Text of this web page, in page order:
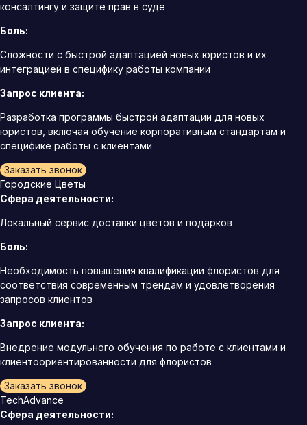
консалтингу и защите прав в суде
Боль:
Сложности с быстрой адаптацией новых юристов и их
интеграцией в специфику работы компании
Запрос клиента:
Разработка программы быстрой адаптации для новых
юристов, включая обучение корпоративным стандартам и
специфике работы с клиентами
Заказать звонок
Городские Цветы
Сфера деятельности:
Локальный сервис доставки цветов и подарков
Боль:
Необходимость повышения квалификации флористов для
соответствия современным трендам и удовлетворения
запросов клиентов
Запрос клиента:
Внедрение модульного обучения по работе с клиентами и
клиентоориентированности для флористов
Заказать звонок
TechAdvance
Сфера деятельности: